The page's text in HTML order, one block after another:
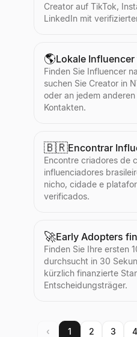
Creator auf TikTok,
LinkedIn mit
🌎Lokale
Finden Sie Influencer
suchen Sie Creator in
oder an jedem
Kontakten.
🇧🇷Encontrar
Encontre criadores de
influenciadores
nicho, cidade e
verificados.
🚀Early Adopters
Finden Sie Ihre ersten
durchsucht in 30
kürzlich finanzierte
Entscheidungsträger.
‹ 1 2 3 4